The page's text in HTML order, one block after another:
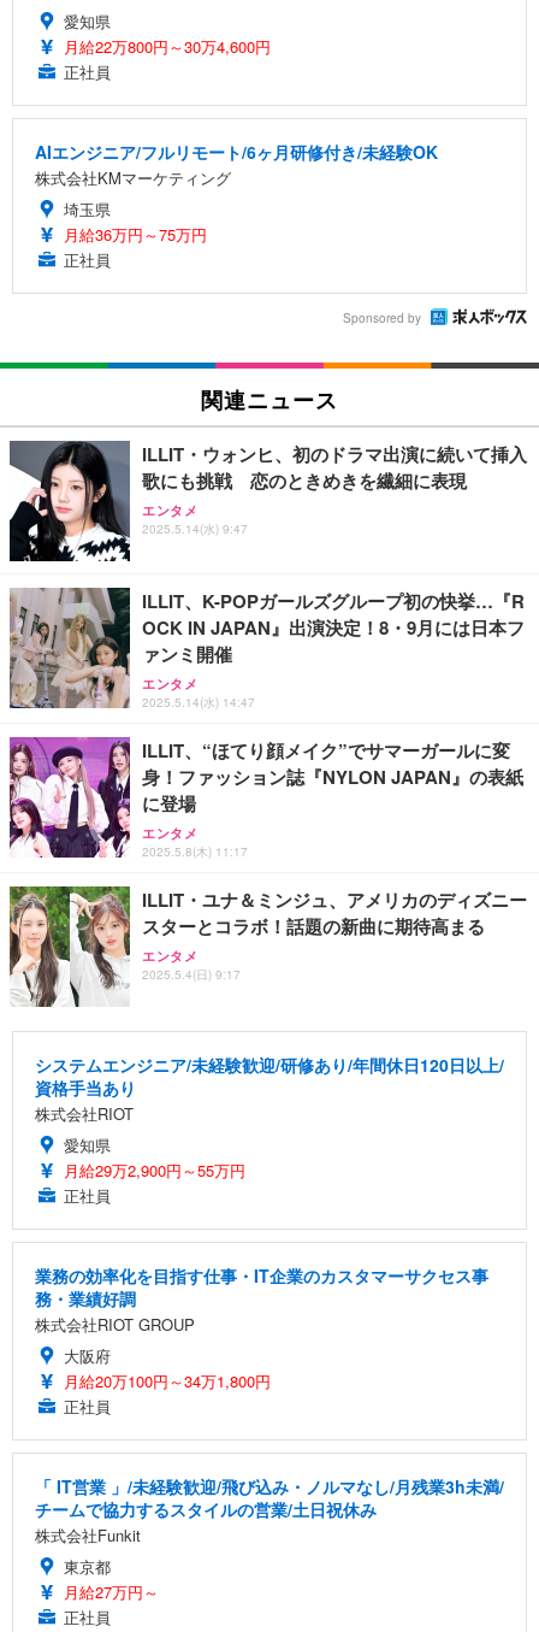
愛知県
月給22万800円～30万4,600円
正社員
AIエンジニア/フルリモート/6ヶ月研修付き/未経験OK
株式会社KMマーケティング
埼玉県
月給36万円～75万円
正社員
Sponsored by
関連ニュース
ILLIT・ウォンヒ、初のドラマ出演に続いて挿入
歌にも挑戦 恋のときめきを繊細に表現
エンタメ
2025.5.14(水) 9:47
ILLIT、K-POPガールズグループ初の快挙…『R
OCK IN JAPAN』出演決定！8・9月には日本フ
ァンミ開催
エンタメ
2025.5.14(水) 14:47
ILLIT、“ほてり顔メイク”でサマーガールに変
身！ファッション誌『NYLON JAPAN』の表紙
に登場
エンタメ
2025.5.8(木) 11:17
ILLIT・ユナ＆ミンジュ、アメリカのディズニー
スターとコラボ！話題の新曲に期待高まる
エンタメ
2025.5.4(日) 9:17
システムエンジニア/未経験歓迎/研修あり/年間休日120日以上/
資格手当あり
株式会社RIOT
愛知県
月給29万2,900円～55万円
正社員
業務の効率化を目指す仕事・IT企業のカスタマーサクセス事
務・業績好調
株式会社RIOT GROUP
大阪府
月給20万100円～34万1,800円
正社員
「 IT営業 」/未経験歓迎/飛び込み・ノルマなし/月残業3h未満/
チームで協力するスタイルの営業/土日祝休み
株式会社Funkit
東京都
月給27万円～
正社員